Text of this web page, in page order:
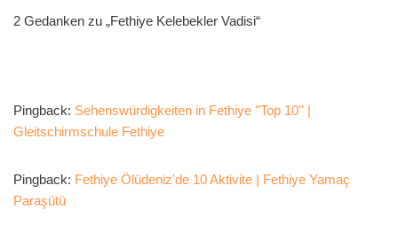
2 Gedanken zu „Fethiye Kelebekler Vadisi“
Pingback: Sehenswürdigkeiten in Fethiye ''Top 10'' |
Gleitschirmschule Fethiye
Pingback: Fethiye Ölüdeniz'de 10 Aktivite | Fethiye Yamaç
Paraşütü